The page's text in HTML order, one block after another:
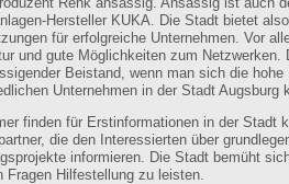
Hersteller KUKA. Die Stadt bietet
für erfolgreiche Unternehmen. Vor
und gute Möglichkeiten zum
Beistand, wenn man sich die hohe
Unternehmen in der Stadt Augsburg
finden für Erstinformationen in der Stadt
die den Interessierten über
informieren. Die Stadt bemüht
Fragen Hilfestellung zu leisten.